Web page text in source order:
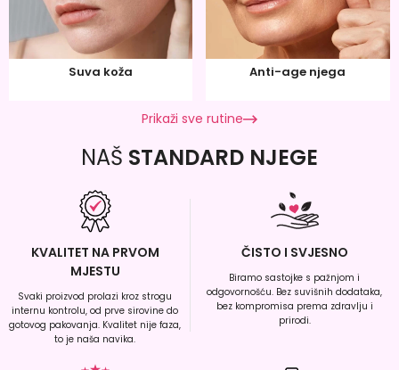
Suva koža Anti-age njega
Prikaži sve rutine
NAŠ STANDARD NJEGE
KVALITET NA PRVOM
MJESTU
Svaki proizvod prolazi kroz strogu
internu kontrolu, od prve sirovine do
gotovog pakovanja. Kvalitet nije faza,
to je naša navika.
ČISTO I SVJESNO
Biramo sastojke s pažnjom i
odgovornošću. Bez suvišnih dodataka,
bez kompromisa prema zdravlju i
prirodi.